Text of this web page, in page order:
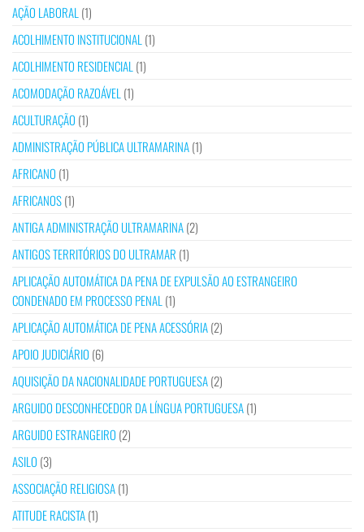
AÇÃO LABORAL (1)
ACOLHIMENTO INSTITUCIONAL (1)
ACOLHIMENTO RESIDENCIAL (1)
ACOMODAÇÃO RAZOÁVEL (1)
ACULTURAÇÃO (1)
ADMINISTRAÇÃO PÚBLICA ULTRAMARINA(1)
AFRICANO (1)
AFRICANOS(1)
ANTIGA ADMINISTRAÇÃO ULTRAMARINA(2)
ANTIGOS TERRITÓRIOS DO ULTRAMAR (1)
APLICAÇÃO AUTOMÁTICA DA PENA DE EXPULSÃO AO ESTRANGEIRO
CONDENADO EM PROCESSO PENAL (1)
APLICAÇÃO AUTOMÁTICA DE PENA ACESSÓRIA(2)
APOIO JUDICIÁRIO (6)
AQUISIÇÃO DA NACIONALIDADE PORTUGUESA(2)
ARGUIDO DESCONHECEDOR DA LÍNGUA PORTUGUESA(1)
ARGUIDO ESTRANGEIRO (2)
ASILO (3)
ASSOCIAÇÃO RELIGIOSA(1)
ATITUDE RACISTA(1)